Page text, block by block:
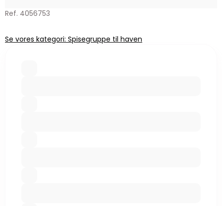
Ref. 4056753
Se vores kategori: Spisegruppe til haven